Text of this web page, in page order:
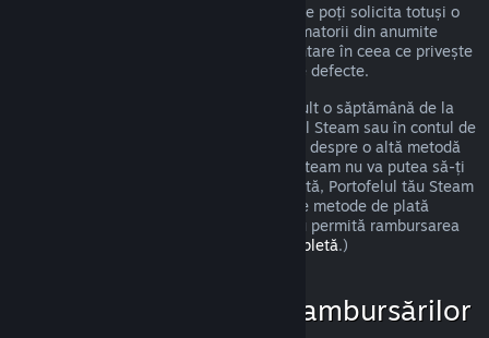
îndeplinești cerințele precizate anterior, ne poți solicita totuși o
rambursare, iar noi o vom analiza. Consumatorii din anumite
regiuni pot beneficia de drepturi suplimentare în ceea ce privește
solicitarea unei rambursări pentru jocurile defecte.
Vei primi o rambursare completă în cel mult o săptămână de la
data aprobării. Vei primi banii în Portofelul Steam sau în contul de
pe care ai făcut achiziția, dacă este vorba despre o altă metodă
de plată. Dacă, dintr-un oarecare motiv, Steam nu va putea să-ți
trimită banii prin metoda ta inițială de plată, Portofelul tău Steam
va primi integral suma rambursată. (Unele metode de plată
disponibile prin Steam în țara ta pot să nu permită rambursarea
Apasă aici pentru lista completă.)
Cazuri de Aplicare a Rambursărilor